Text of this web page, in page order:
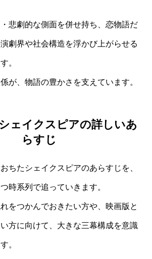
悲劇的な側面を併せ持ち、恋物語だ
劇界や社会構造を浮かび上がらせる
。
が、物語の豊かさを支えています。
ェイクスピアの詳しいあ
らすじ
ちたシェイクスピアのあらすじを、
時系列で追っていきます。
をつかんでおきたい方や、映画版と
方に向けて、大きな三幕構成を意識
。